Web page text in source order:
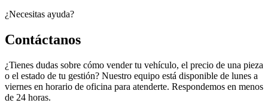
¿Necesitas ayuda?
Contáctanos
¿Tienes dudas sobre cómo vender tu vehículo, el precio de una pieza
o el estado de tu gestión? Nuestro equipo está disponible de lunes a
viernes en horario de oficina para atenderte. Respondemos en menos
de 24 horas.